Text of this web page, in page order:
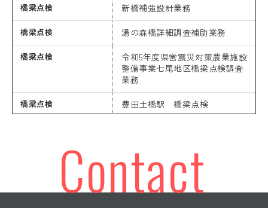
橋梁点検 新橋補強設計業務
橋梁点検 湯の森橋詳細調査補助業務
橋梁点検
令和5年度県営震災対策農業施設
整備事業七尾地区橋梁点検調査
業務
橋梁点検 豊田土橋駅 橋梁点検
むつみ橋橋梁補修設計
下立用水東支線地区調査業務
Contact